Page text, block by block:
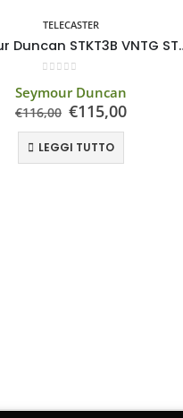
TELECASTER
Seymour
Seymour Duncan
€116,00 €115,00
LEGGI TUTTO